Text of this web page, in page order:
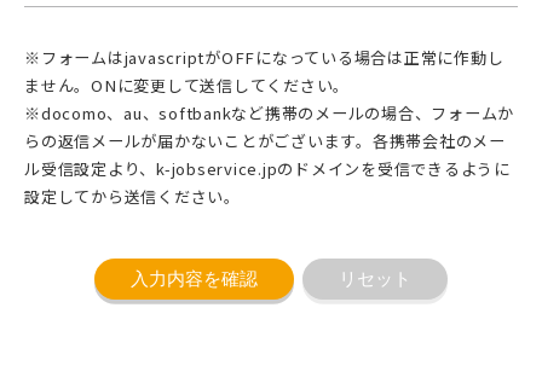
※フォームはjavascriptがOFFになっている場合は正常に作動し
ません。ONに変更して送信してください。
※docomo、au、softbankなど携帯のメールの場合、フォームか
らの返信メールが届かないことがございます。各携帯会社のメー
ル受信設定より、k-jobservice.jpのドメインを受信できるように
設定してから送信ください。
入力内容を確認 リセット